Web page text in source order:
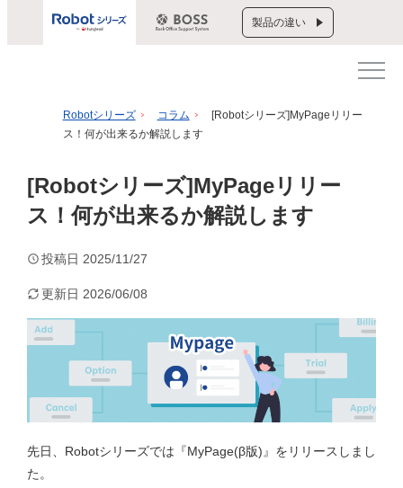
製品の違い
Robotシリーズ コラム
[Robotシリーズ]MyPageリリー
ス！何が出来るか解説します
[Robotシリーズ]MyPageリリー
ス！何が出来るか解説します
投稿日 2025/11/27
更新日 2026/06/08
先日、Robotシリーズでは『MyPage(β版)』をリリースしまし
た。